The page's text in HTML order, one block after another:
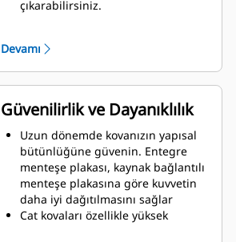
çıkarabilirsiniz.
İlave taban mesafesi, kovanın alt
tarafının kazı yapmamasını
sağlayarak bakım maliyetlerini
azaltır.
Kazma işlemi sırasında yakıt
tüketimi en yüksek düzeydedir. Cat
kovaları, makinenizin toplam
çalışma üretkenliğini iyileştirmek
amacıyla malzemeleri hızlı biçimde
kesmek üzere tasarlanmıştır.
Daha az zamanda daha fazla
Devamı
Güvenilirlik ve Dayanıklılık
Uzun dönemde kovanızın yapısal
bütünlüğüne güvenin. Entegre
menteşe plakası, kaynak bağlantılı
menteşe plakasına göre kuvvetin
daha iyi dağıtılmasını sağlar
Cat kovaları özellikle yüksek